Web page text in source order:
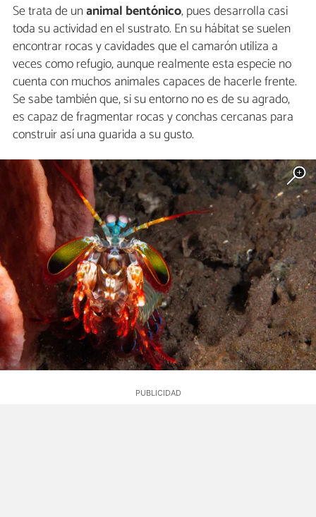
Se trata de unanimal bentónico, pues desarrolla casi
toda su actividad en el sustrato. En su hábitat se suelen
encontrar rocas y cavidades que el camarón utiliza a
veces como refugio, aunque realmente esta especie no
cuenta con muchos animales capaces de hacerle frente.
Se sabe también que, si su entorno no es de su agrado,
es capaz de fragmentar rocas y conchas cercanas para
construir así una guarida a su gusto.